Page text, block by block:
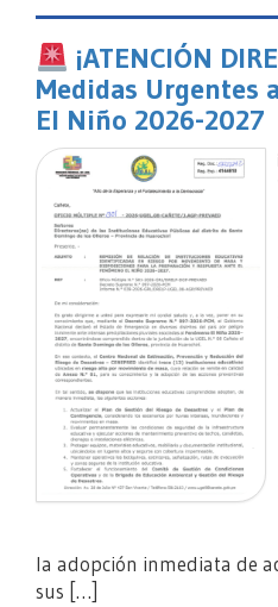
¡ATENCIÓN
Medidas Urgentes
El Niño 2026-2027
la adopción inmediata de
sus […]